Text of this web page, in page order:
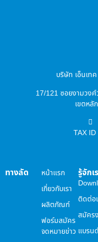
บริษัท เอ็นเท
17/121 ซอยงามวง
เขตหลั
TAX
ทางลัด
หน้าแรก
เกี่ยวกับเรา
ผลิตภัณฑ์
ฟอร์มสมัคร
จดหมายข่าว
รู้จักเ
ติดต่อ
สมัคร
แบรน